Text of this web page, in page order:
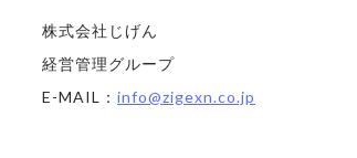
株式会社じげん
経営管理グループ
E-MAIL： info@zigexn.co.jp